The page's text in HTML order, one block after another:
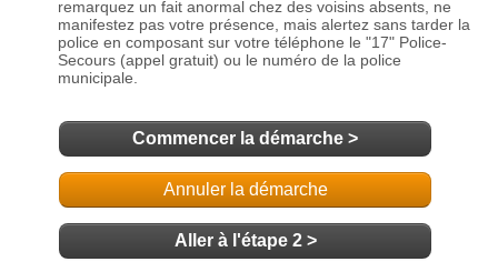
Commencer la démarche >
Annuler la démarche
Aller à l'étape 2 >